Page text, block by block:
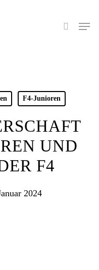
search
Menu
F4-Junioren
UND
F4
2024